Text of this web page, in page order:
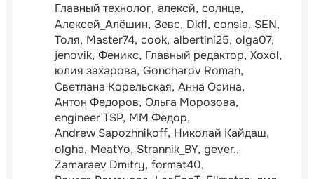
Главный технолог алексй солнце
Алексей_Алёшин Зевс Dkfl consia SEN
Толя Master74 cook albertini25 olga07
jenovik Феникс Главный редактор Xoxol
юлия захарова Goncharov Roman
Светлана Корельская Анна Осина
Антон Федоров Ольга Морозова
engineer TSP ММ Фёдор
Andrew Sapozhnikoff Николай Кайдаш
olgha MeatYo Strannik_BY gever.
Zamaraev Dmitry format40